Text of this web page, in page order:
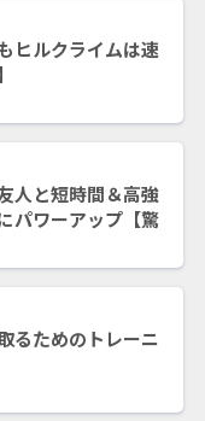
ヒルクライムは速
人と短時間＆高強
パワーアップ【驚
るためのトレーニ